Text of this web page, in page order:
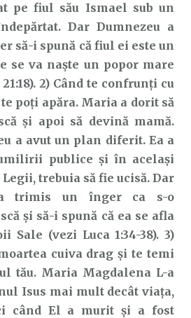
pe fiul său Ismael sub un
Dar Dumnezeu a
să-i spună că fiul ei este un
se va naște un popor mare
2) Când te confrunți cu
poți apăra. Maria a dorit să
și apoi să devină mamă.
a avut un plan diferit. Ea a
publice și în același
trebuia să fie ucisă. Dar
a trimis un înger ca s-o
și să-i spună că ea se afla
Sale (vezi Luca 1:34-38). 3)
cuiva drag și te temi
tău. Maria Magdalena L-a
Isus mai mult decât viața,
când El a murit și a fost